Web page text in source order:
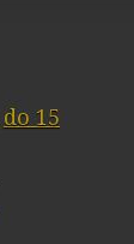
do 15